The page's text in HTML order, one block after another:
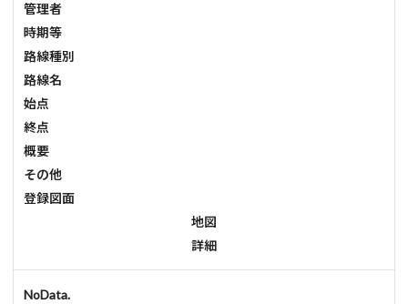
管理者
時期等
路線種別
路線名
始点
終点
概要
その他
登録図面
地図
詳細
NoData.